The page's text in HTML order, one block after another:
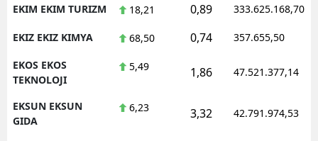
EKIM EKIM TURIZM 18,21 0,89 333.625.168,70
EKIZ EKIZ KIMYA 68,50 0,74 357.655,50
EKOS EKOS
TEKNOLOJI
5,49 1,86 47.521.377,14
EKSUN EKSUN
GIDA
6,23 3,32 42.791.974,53